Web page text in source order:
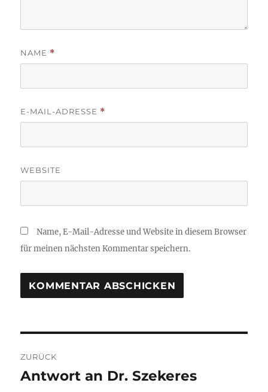
NAME *
E-MAIL-ADRESSE *
WEBSITE
Name, E-Mail-Adresse und Website in diesem Browser
für meinen nächsten Kommentar speichern.
ZURÜCK
Vorheriger
Antwort an Dr. Szekeres